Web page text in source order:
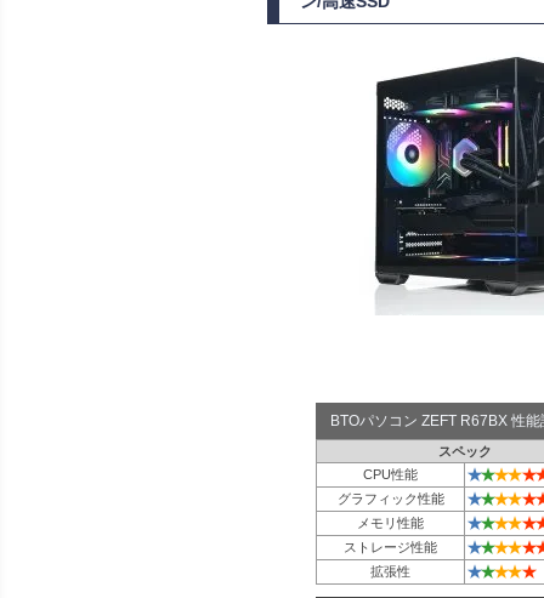
BTOパソコン ZEFT R67BX 性
スペック
CPU性能
★★★★★
グラフィック性能 ★★★★★
メモリ性能 ★★★★★
ストレージ性能 ★★★★★
拡張性 ★★★★★